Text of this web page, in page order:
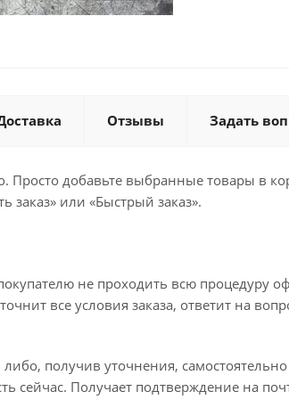
Отзывы Задать
Просто добавьте выбранные товары в
или «Быстрый заказ».
не проходить всю процедуру
все условия заказа, ответит на
либо, получив уточнения,
сейчас. Получает подтверждение на